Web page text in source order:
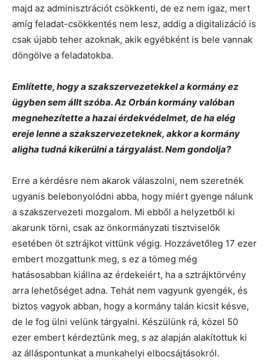
majd az adminisztrációt csökkenti, de ez nem igaz, mert
amíg feladat-csökkentés nem lesz, addig a digitalizáció is
csak újabb teher azoknak, akik egyébként is bele vannak
döngölve a feladatokba.
Említette, hogy a szakszervezetekkel a kormány ez
ügyben sem állt szóba. Az Orbán kormány valóban
megnehezítette a hazai érdekvédelmet, de ha elég
ereje lenne a szakszervezeteknek, akkor a kormány
aligha tudná kikerülni a tárgyalást. Nem gondolja?
Erre a kérdésre nem akarok válaszolni, nem szeretnék
ugyanis belebonyolódni abba, hogy miért gyenge nálunk
a szakszervezeti mozgalom. Mi ebből a helyzetből ki
akarunk törni, csak az önkormányzati tisztviselők
esetében öt sztrájkot vittünk végig. Hozzávetőleg 17 ezer
embert mozgattunk meg, s ez a tömeg még
hatásosabban kiállna az érdekeiért, ha a sztrájktörvény
arra lehetőséget adna. Tehát nem vagyunk gyengék, és
biztos vagyok abban, hogy a kormány talán kicsit késve,
de le fog ülni velünk tárgyalni. Készülünk rá, közel 50
ezer embert kérdeztünk meg, s az alapján alakítottuk ki
az álláspontunkat a munkahelyi elbocsájtásokról.